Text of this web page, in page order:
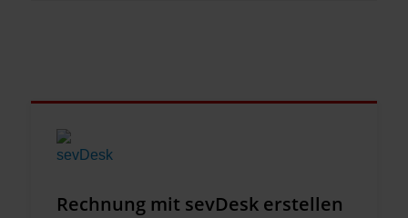
Rechnung mit sevDesk erstellen